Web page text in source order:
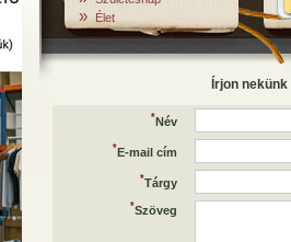
» Élet
Írjon
*Név
*E-mail cím
*Tárgy
*Szöveg